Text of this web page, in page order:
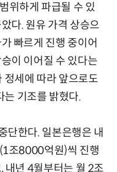
위하게 파급될 수 있
다. 원유 가격 상승으
빠르게 진행 중이어
이 이어질 수 있다는
정세에 따라 앞으로도
는 기조를 밝혔다.
단한다. 일본은행은 내
조8000억원)씩 진행
내년 4월부터는 월 2조